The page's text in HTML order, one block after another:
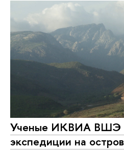
Ученые ИКВИА ВШЭ
экспедиции на